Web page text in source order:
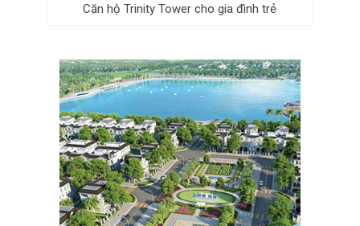
Căn hộ Trinity Tower cho gia đình trẻ